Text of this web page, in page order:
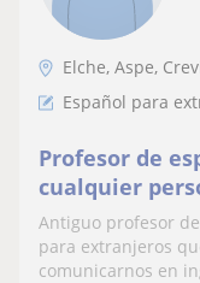
Elche, Aspe,
Español para
Profesor de
cualquier
Antiguo profesor
para extranjeros
comunicarnos en